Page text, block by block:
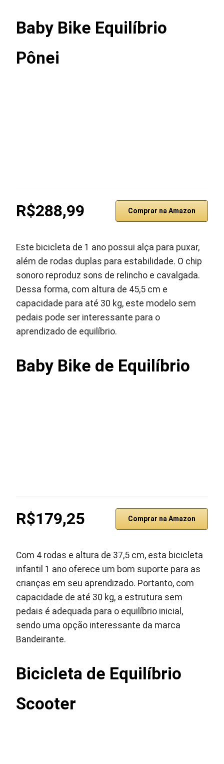
Baby Bike Equilíbrio
Pônei
R$288,99 Comprar na Amazon
Este bicicleta de 1 ano possui alça para puxar,
além de rodas duplas para estabilidade. O chip
sonoro reproduz sons de relincho e cavalgada.
Dessa forma, com altura de 45,5 cm e
capacidade para até 30 kg, este modelo sem
pedais pode ser interessante para o
aprendizado de equilíbrio.
Baby Bike de Equilíbrio
R$179,25 Comprar na Amazon
Com 4 rodas e altura de 37,5 cm, esta bicicleta
infantil 1 ano oferece um bom suporte para as
crianças em seu aprendizado. Portanto, com
capacidade de até 30 kg, a estrutura sem
pedais é adequada para o equilíbrio inicial,
sendo uma opção interessante da marca
Bandeirante.
Bicicleta de Equilíbrio
Scooter